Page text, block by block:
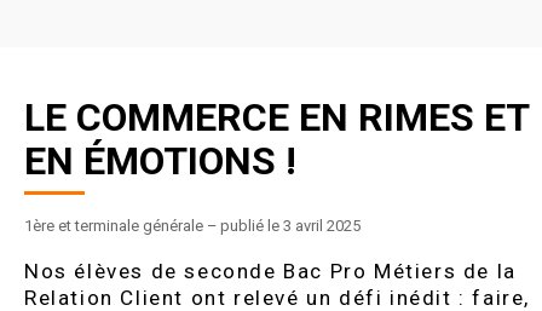
LE COMMERCE EN RIMES ET
EN ÉMOTIONS !
1ère et terminale générale – publié le 3 avril 2025
Nos élèves de seconde Bac Pro Métiers de la
Relation Client ont relevé un défi inédit : faire,